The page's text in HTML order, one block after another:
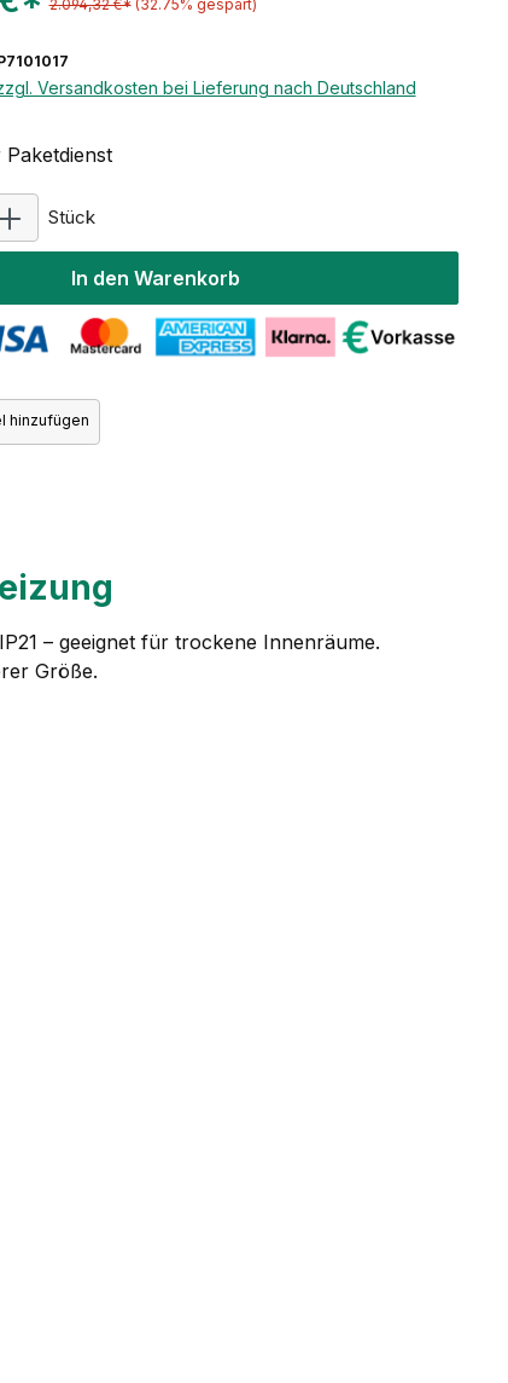
2.094,32 €* (32.75% gespart)
Versandkosten bei Lieferung nach Deutschland
Stück
In den Warenkorb
hinzufügen
– geeignet für trockene Innenräume.
Größe.